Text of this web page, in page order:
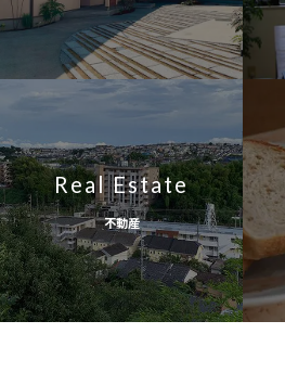
Real Estate
不動産